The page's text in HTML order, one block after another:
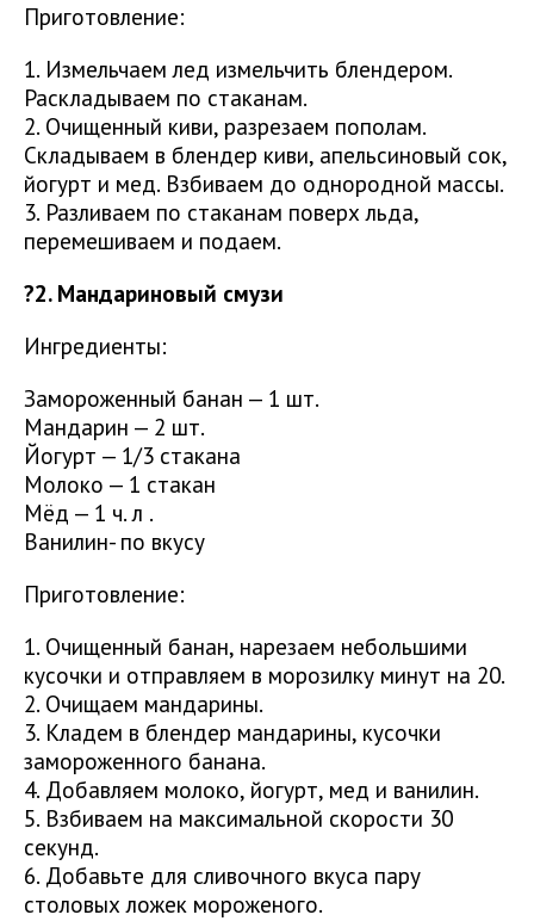
Приготовление:
1. Измельчаем лед измельчить блендером.
Раскладываем по стаканам.
2. Очищенный киви, разрезаем пополам.
Складываем в блендер киви, апельсиновый сок,
йогурт и мед. Взбиваем до однородной массы.
3. Разливаем по стаканам поверх льда,
перемешиваем и подаем.
?2. Мандариновый смузи
Ингредиенты:
Замороженный банан — 1 шт.
Мандарин — 2 шт.
Йогурт — 1/3 стакана
Молоко — 1 стакан
Мёд — 1 ч. л .
Ванилин- по вкусу
Приготовление:
1. Очищенный банан, нарезаем небольшими
кусочки и отправляем в морозилку минут на 20.
2. Очищаем мандарины.
3. Кладем в блендер мандарины, кусочки
замороженного банана.
4. Добавляем молоко, йогурт, мед и ванилин.
5. Взбиваем на максимальной скорости 30
секунд.
6. Добавьте для сливочного вкуса пару
столовых ложек мороженого.